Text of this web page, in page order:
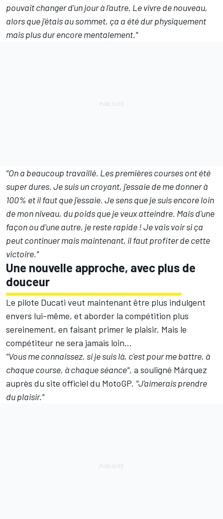
pouvait changer d'un jour à l'autre. Le vivre de nouveau,
alors que j'étais au sommet, ça a été dur physiquement
mais plus dur encore mentalement."
"On a beaucoup travaillé. Les premières courses ont été
super dures. Je suis un croyant, j'essaie de me donner à
100% et il faut que j'essaie. Je sens que je suis encore loin
de mon niveau, du poids que je veux atteindre. Mais d'une
façon ou d'une autre, je reste rapide ! Je vais voir si ça
peut continuer mais maintenant, il faut profiter de cette
victoire."
Une nouvelle approche, avec plus de
douceur
Le pilote Ducati veut maintenant être plus indulgent
envers lui-même, et aborder la compétition plus
sereinement, en faisant primer le plaisir. Mais le
compétiteur ne sera jamais loin...
"Vous me connaissez, si je suis là, c'est pour me battre, à
chaque course, à chaque séance", a souligné Márquez
auprès du site officiel du MotoGP. "J'aimerais prendre
du plaisir."